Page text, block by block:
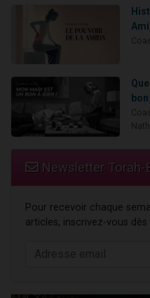
Newsletter Torah-
Pour recevoir chaque
articles, inscrivez-vous